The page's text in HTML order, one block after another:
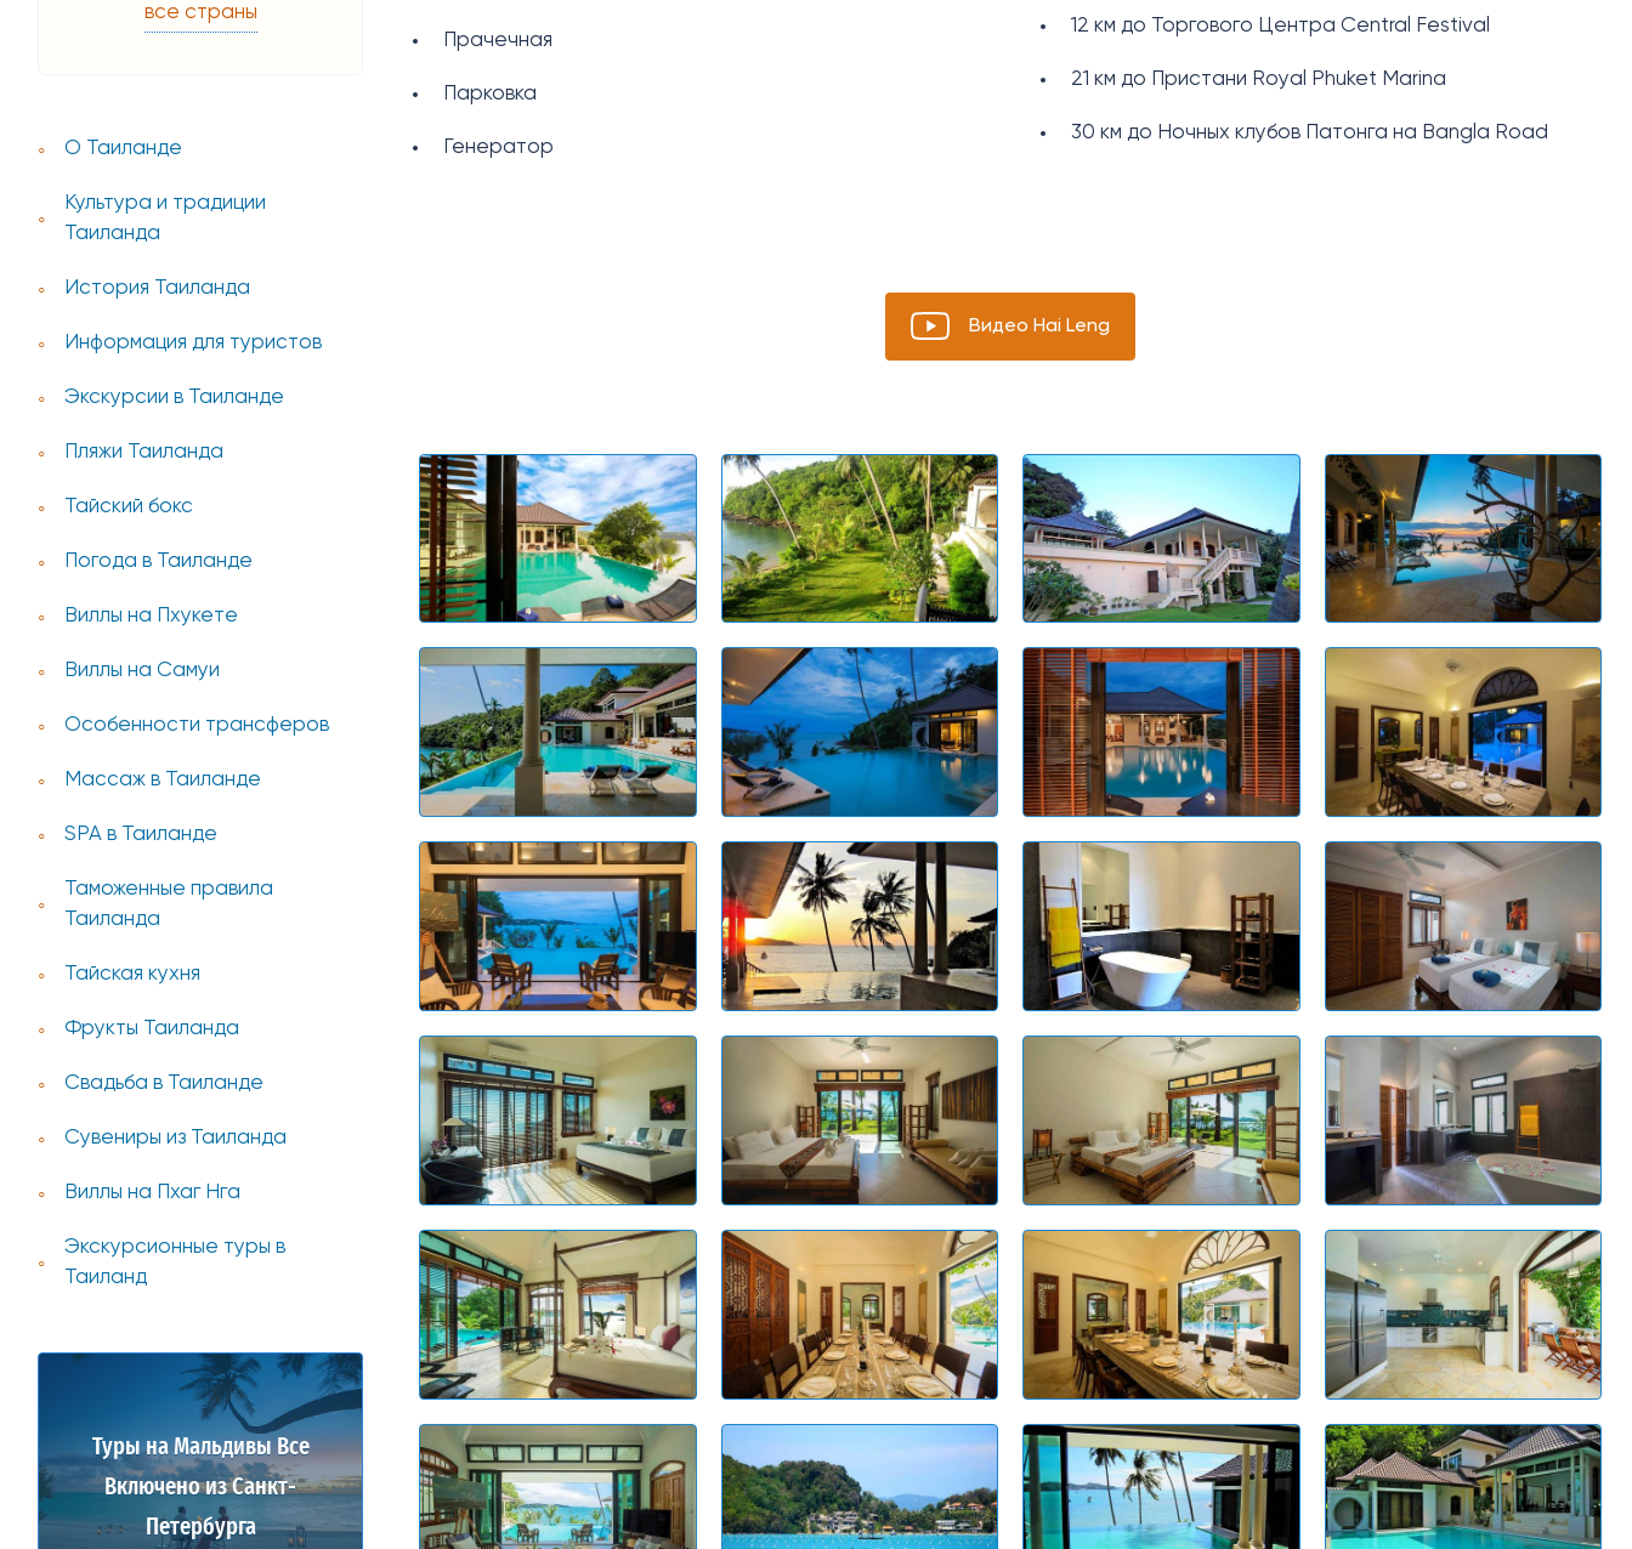
все страны
О Таиланде
Культура и традиции
Таиланда
История Таиланда
Информация для туристов
Экскурсии в Таиланде
Пляжи Таиланда
Тайский бокс
Погода в Таиланде
Виллы на Пхукете
Виллы на Самуи
Особенности трансферов
Массаж в Таиланде
SPA в Таиланде
Таможенные правила
Таиланда
Тайская кухня
Фрукты Таиланда
Свадьба в Таиланде
Сувениры из Таиланда
Виллы на Пхаг Нга
Экскурсионные туры в
Таиланд
Туры на Мальдивы Все
Включено из Санкт-
Петербурга
Прачечная
Парковка
Генератор
12 км до Торгового Центра Central Festival
21 км до Пристани Royal Phuket Marina
30 км до Ночных клубов Патонга на Bangla Road
Видео Hai Leng